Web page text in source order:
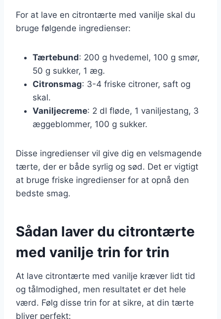
For at lave en citrontærte med vanilje skal du
bruge følgende ingredienser:
Tærtebund: 200 g hvedemel, 100 g smør,
50 g sukker, 1 æg.
Citronsmag: 3-4 friske citroner, saft og
skal.
Vaniljecreme: 2 dl fløde, 1 vaniljestang, 3
æggeblommer, 100 g sukker.
Disse ingredienser vil give dig en velsmagende
tærte, der er både syrlig og sød. Det er vigtigt
at bruge friske ingredienser for at opnå den
bedste smag.
Sådan laver du citrontærte
med vanilje trin for trin
At lave citrontærte med vanilje kræver lidt tid
og tålmodighed, men resultatet er det hele
værd. Følg disse trin for at sikre, at din tærte
bliver perfekt: